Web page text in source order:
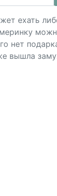
ехать
нет
вышла